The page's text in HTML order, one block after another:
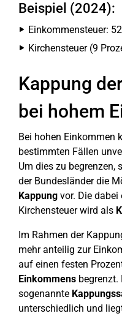
Beispiel (2024):
Einkommensteuer:
Kirchensteuer (9
Kappung
bei hohem
Bei hohen Einkommen
bestimmten Fällen
Um dies zu begrenzen,
der Bundesländer die
Kappung vor. Die dabei
Kirchensteuer wird als
Im Rahmen der
mehr anteilig zur
auf einen festen
Einkommens begrenzt.
sogenannte
unterschiedlich und